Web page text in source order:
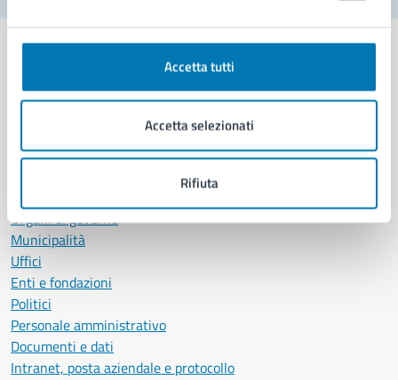
Accetta tutti
Accetta selezionati
Rifiuta
Comune di Napoli
Organi di governo
Municipalità
Uffici
Enti e fondazioni
Politici
Personale amministrativo
Documenti e dati
Intranet, posta aziendale e protocollo